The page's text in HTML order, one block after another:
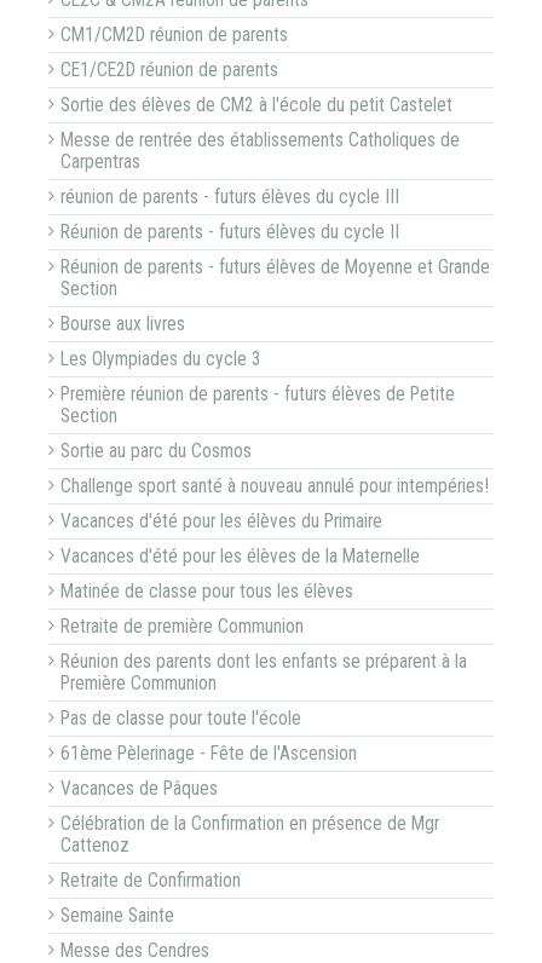
CM1/CM2D réunion de parents
CE1/CE2D réunion de parents
Sortie des élèves de CM2 à l'école du petit Castelet
Messe de rentrée des établissements Catholiques de
Carpentras
réunion de parents - futurs élèves du cycle III
Réunion de parents - futurs élèves du cycle II
Réunion de parents - futurs élèves de Moyenne et Grande
Section
Bourse aux livres
Les Olympiades du cycle 3
Première réunion de parents - futurs élèves de Petite
Section
Sortie au parc du Cosmos
Challenge sport santé à nouveau annulé pour intempéries!
Vacances d'été pour les élèves du Primaire
Vacances d'été pour les élèves de la Maternelle
Matinée de classe pour tous les élèves
Retraite de première Communion
Réunion des parents dont les enfants se préparent à la
Première Communion
Pas de classe pour toute l'école
61ème Pèlerinage - Fête de l'Ascension
Vacances de Pâques
Célébration de la Confirmation en présence de Mgr
Cattenoz
Retraite de Confirmation
Semaine Sainte
Messe des Cendres